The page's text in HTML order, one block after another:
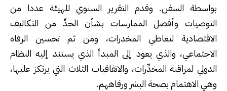
بواسطة السفن. وقدم التقرير السنوي للهيئة عددا من
التوصيات وأفضل الممارسات بشأن الحدِّ من التكاليف
الاقتصادية لتعاطي المخدرات، ومن ثم تحسين الرفاه
الاجتماعي، والذي يعود إلى المبدأ الذي يستند إليه النظام
الدولي لمراقبة المخدِّرات، والاتفاقيات الثلاث التي يرتكز عليها،
وهي الاهتمام بصحة البشر ورفاههم.